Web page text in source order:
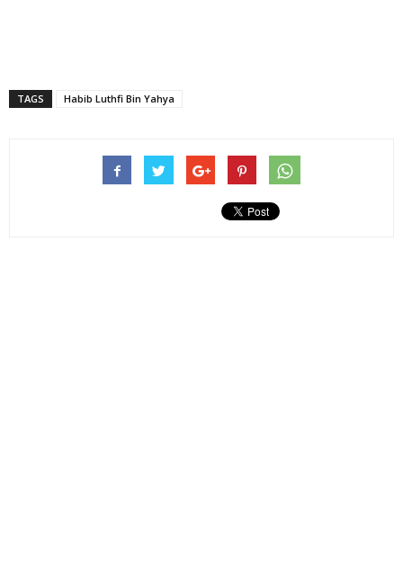
TAGS Habib Luthfi Bin Yahya